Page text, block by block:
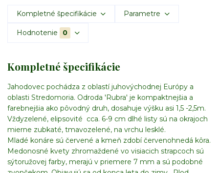
Kompletné špecifikácie Parametre
Hodnotenie 0
Kompletné špecifikácie
Jahodovec pochádza z oblastí juhovýchodnej Európy a
oblasti Stredomoria. Odroda 'Rubra' je kompaktnejšia a
farebnejšia ako pôvodný druh, dosahuje výšku asi 1,5 -2,5m.
Vždyzelené, elipsovité cca. 6-9 cm dlhé listy sú na okrajoch
mierne zubkaté, tmavozelené, na vrchu lesklé.
Mladé konáre sú červené a kmeň zdobí červenohnedá kôra.
Medonosné kvety zhromaždené vo visiacich strapcoch sú
sýtoružovej farby, merajú v priemere 7 mm a sú podobné